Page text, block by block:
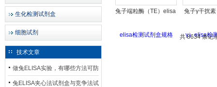
生化检测试剂盒
细胞试剂
技术文章
做兔ELISA实验，有哪些方法可防
止平台效应发生？
兔ELISA夹心法试剂盒与竞争法试
兔子端粒酶（TE）elisa
兔子γ干扰
共 8634 条记